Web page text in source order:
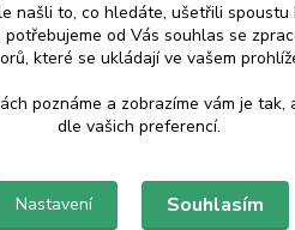
našli to, co hledáte, ušetřili spoustu
od Vás souhlas se
které se ukládají ve vašem
poznáme a zobrazíme vám je
dle vašich preferencí.
Nastavení Souhlasím